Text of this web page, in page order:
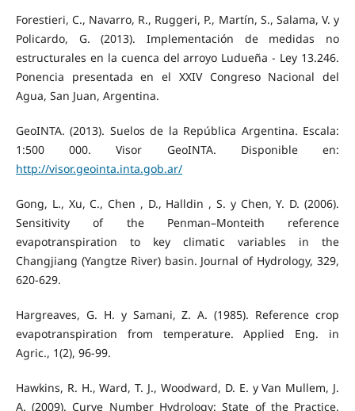
Forestieri, C., Navarro, R., Ruggeri, P., Martín, S., Salama, V. y
Policardo, G. (2013). Implementación de medidas no
estructurales en la cuenca del arroyo Ludueña - Ley 13.246.
Ponencia presentada en el XXIV Congreso Nacional del
Agua, San Juan, Argentina.
GeoINTA. (2013). Suelos de la República Argentina. Escala:
1:500 000. Visor GeoINTA. Disponible en:
http://visor.geointa.inta.gob.ar/
Gong, L., Xu, C., Chen , D., Halldin , S. y Chen, Y. D. (2006).
Sensitivity of the Penman–Monteith reference
evapotranspiration to key climatic variables in the
Changjiang (Yangtze River) basin. Journal of Hydrology, 329,
620-629.
Hargreaves, G. H. y Samani, Z. A. (1985). Reference crop
evapotranspiration from temperature. Applied Eng. in
Agric., 1(2), 96-99.
Hawkins, R. H., Ward, T. J., Woodward, D. E. y Van Mullem, J.
A. (2009). Curve Number Hydrology: State of the Practice.